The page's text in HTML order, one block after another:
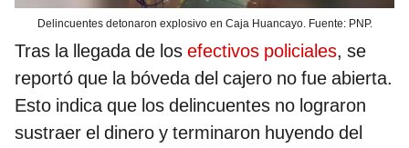
Delincuentes detonaron explosivo en Caja Huancayo. Fuente: PNP.
Tras la llegada de los efectivos policiales, se
reportó que la bóveda del cajero no fue abierta.
Esto indica que los delincuentes no lograron
sustraer el dinero y terminaron huyendo del